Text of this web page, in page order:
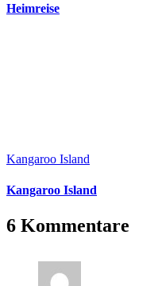
Heimreise
Kangaroo Island
Kangaroo Island
6 Kommentare